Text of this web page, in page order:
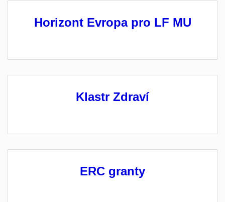
Horizont Evropa pro LF MU
Klastr Zdraví
ERC granty